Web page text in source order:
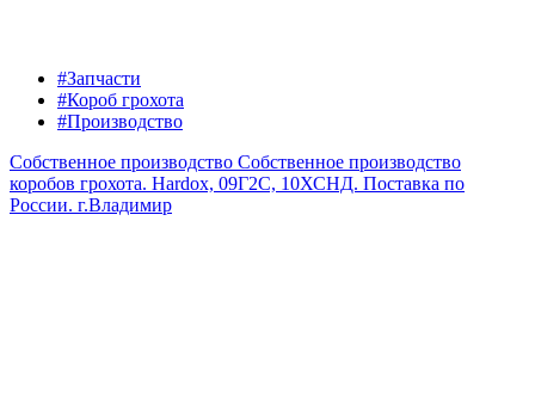
#Запчасти
#Короб грохота
#Производство
Собственное производство Собственное производство
коробов грохота. Hardox, 09Г2С, 10ХСНД. Поставка по
России. г.Владимир